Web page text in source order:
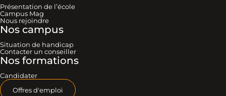
Présentation de l’école
Campus Mag
Nous rejoindre
Nos campus
Situation de handicap
Contacter un conseiller
Nos formations
Candidater
Offres d'emploi